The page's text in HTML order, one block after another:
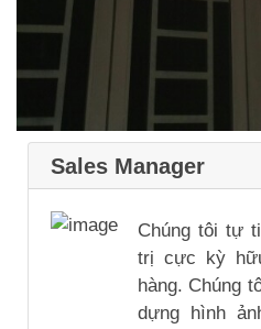
Sales Manager
Chúng tôi tự
trị cực kỳ
hàng. Chúng
dựng hình